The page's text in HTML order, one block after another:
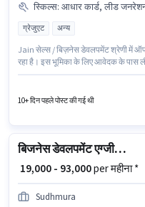
स्किल्स: आधार कार्ड, लीड
ग्रेजुएट अन्य
Jain सेल्स / बिज़नेस डेवलपमेंट श्रेणी में
रहा है। इस भूमिका के लिए आवेदक के पास
पद के लिए Fixed सैलरी उपलब्ध है।
10+ दिन पहले पोस्ट की गई थी
बिजनेस डेवलपमेंट एग्जीक्यूटिव
₹ 19,000 - 93,000per महीना *
Sudhmura